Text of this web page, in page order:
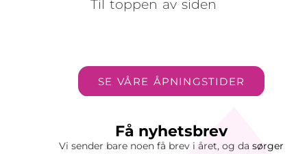
Til toppen av siden
SE VÅRE ÅPNINGSTIDER
Få nyhetsbrev
Vi sender bare noen få brev i året, og da sørger